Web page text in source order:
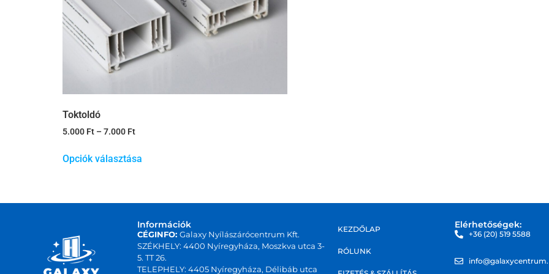
Toktoldó
5.000 Ft – 7.000 Ft
Opciók választása
Információk
CÉGINFO:Galaxy Nyílászárócentrum Kft.
SZÉKHELY: 4400 Nyíregyháza, Moszkva utca 3-
5. TT 26.
TELEPHELY: 4405 Nyíregyháza, Délibáb utca
KEZDŐLAP
RÓLUNK
Elérhetőségek:
+36 (20) 519 5588